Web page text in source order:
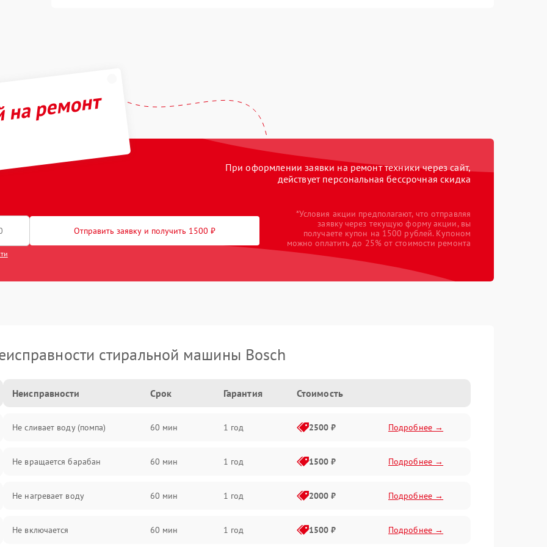
ремонт
При оформлении заявки на ремонт техники через сайт,
действует персональная бессрочная скидка
Отправить заявку и получить 1500 ₽
*Условия акции предполагают, что отправляя
заявку через текущую форму акции, вы
получаете купон на 1500 рублей. Купоном
можно оплатить до 25% от стоимости ремонта
стиральной машины Bosch
Неисправности Срок Гарантия Стоимость
Не сливает воду (помпа) 60 мин 1 год 2500 ₽ Подробнее →
Не вращается барабан 60 мин 1 год 1500 ₽ Подробнее →
Не нагревает воду 60 мин 1 год 2000 ₽ Подробнее →
Не включается 60 мин 1 год 1500 ₽ Подробнее →